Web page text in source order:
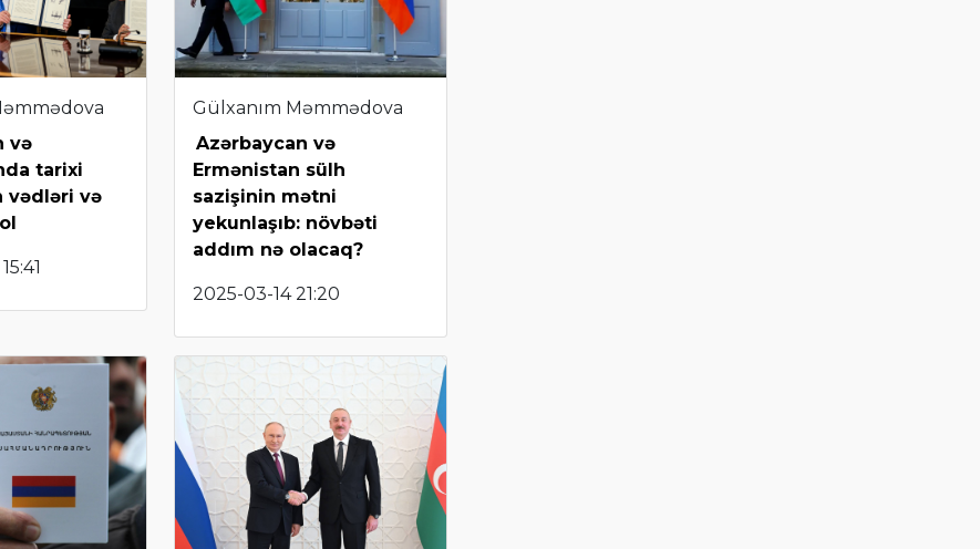
və
tarixi
vədləri və
Gülxanım Məmmədova
Azərbaycan və
Ermənistan sülh
sazişinin mətni
yekunlaşıb: növbəti
addım nə olacaq?
2025-03-14 21:20